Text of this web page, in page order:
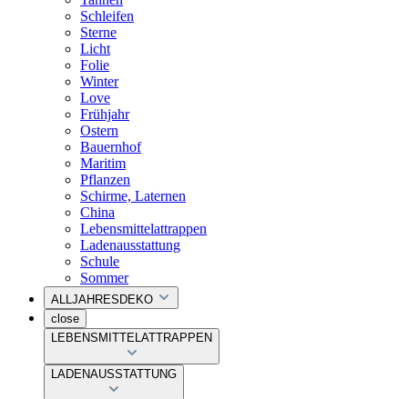
Schleifen
Sterne
Licht
Folie
Winter
Love
Frühjahr
Ostern
Bauernhof
Maritim
Pflanzen
Schirme, Laternen
China
Lebensmittelattrappen
Ladenausstattung
Schule
Sommer
ALLJAHRESDEKO
close
LEBENSMITTELATTRAPPEN
LADENAUSSTATTUNG